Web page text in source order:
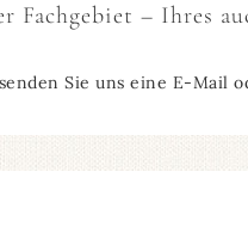
Fachgebiet – Ihres
Sie uns eine E-Mail